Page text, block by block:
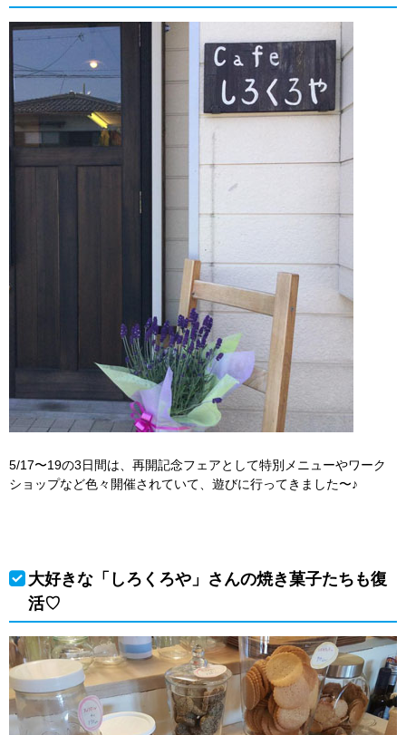
5/17〜19の3日間は、再開記念フェアとして特別メニューやワーク
ショップなど色々開催されていて、遊びに行ってきました〜♪
大好きな「しろくろや」さんの焼き菓子たちも復
活♡